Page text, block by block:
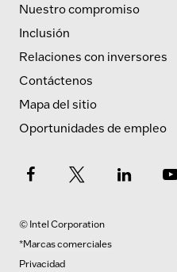
Nuestro compromiso
Inclusión
Relaciones con inversores
Contáctenos
Mapa del sitio
Oportunidades de empleo
© Intel Corporation
*Marcas comerciales
Privacidad